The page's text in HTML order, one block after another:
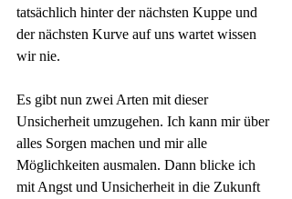
tatsächlich hinter der nächsten Kuppe und
der nächsten Kurve auf uns wartet wissen
wir nie.
Es gibt nun zwei Arten mit dieser
Unsicherheit umzugehen. Ich kann mir über
alles Sorgen machen und mir alle
Möglichkeiten ausmalen. Dann blicke ich
mit Angst und Unsicherheit in die Zukunft